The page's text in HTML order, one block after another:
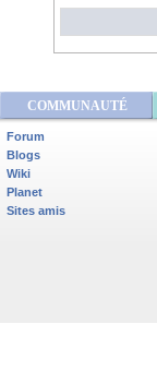
COMMUNAUTÉ
Forum
Blogs
Wiki
Planet
Sites amis